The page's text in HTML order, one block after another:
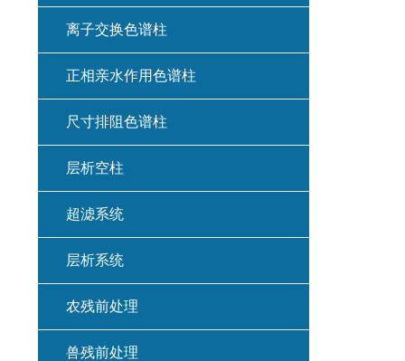
离子交换色谱柱
正相亲水作用色谱柱
尺寸排阻色谱柱
层析空柱
超滤系统
层析系统
农残前处理
兽残前处理